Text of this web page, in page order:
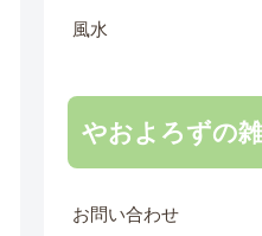
風水
やおよろずの
お問い合わせ